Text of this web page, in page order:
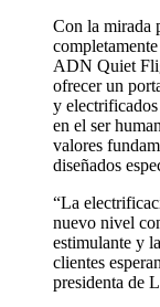
Con la mirada
ADN Quiet
ofrecer un
y
en el ser
valores
diseñados
“La
nuevo nivel
estimulante y
clientes
presidenta de